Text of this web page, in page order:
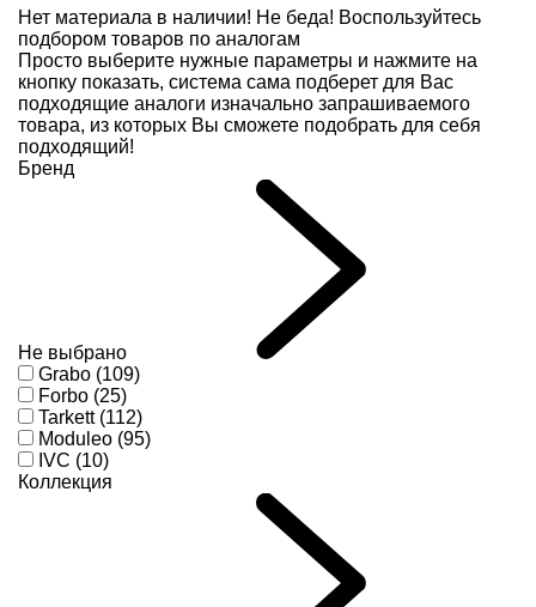
Нет материала в наличии! Не беда! Воспользуйтесь
подбором товаров по аналогам
Просто выберите нужные параметры и нажмите на
кнопку показать, система сама подберет для Вас
подходящие аналоги изначально запрашиваемого
товара, из которых Вы сможете подобрать для себя
подходящий!
Бренд
Не выбрано
Grabo (109)
Forbo (25)
Tarkett (112)
Moduleo (95)
IVC (10)
Коллекция